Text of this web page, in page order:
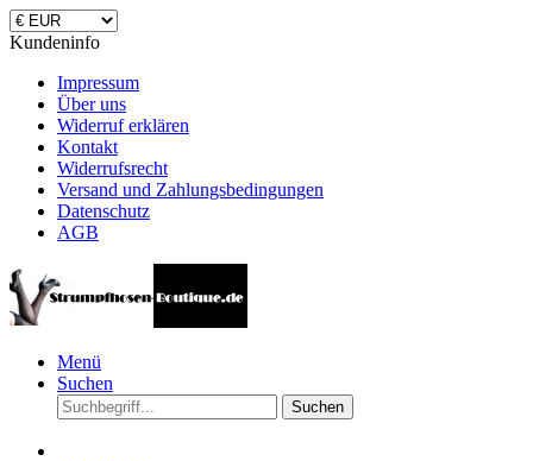
Kundeninfo
Impressum
Über uns
Widerruf erklären
Kontakt
Widerrufsrecht
Versand und Zahlungsbedingungen
Datenschutz
AGB
Menü
Suchen
Suchen